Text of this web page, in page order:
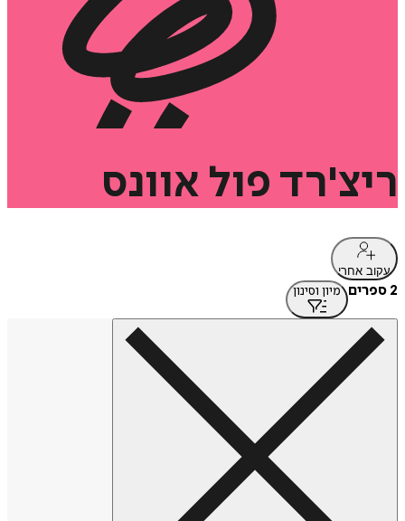
ריצ'רד פול אוונס
עקוב אחרי
2 ספרים מיון וסינון